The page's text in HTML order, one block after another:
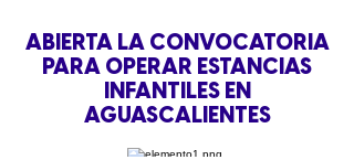
ABIERTA LA CONVOCATORIA
PARA OPERAR ESTANCIAS
INFANTILES EN
AGUASCALIENTES